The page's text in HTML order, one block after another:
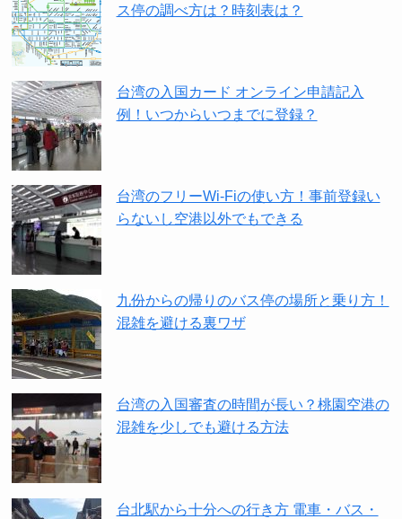
ス停の調べ方は？時刻表は？
台湾の入国カード オンライン申請記入
例！いつからいつまでに登録？
台湾のフリーWi-Fiの使い方！事前登録い
らないし空港以外でもできる
九份からの帰りのバス停の場所と乗り方！
混雑を避ける裏ワザ
台湾の入国審査の時間が長い？桃園空港の
混雑を少しでも避ける方法
台北駅から十分への行き方 電車・バス・